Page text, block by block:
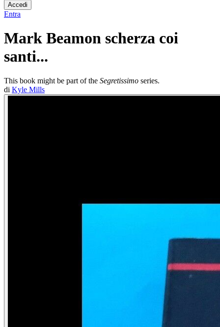
Accedi
Entra
Mark Beamon scherza coi
santi...
This book might be part of the Segretissimo series.
di Kyle Mills